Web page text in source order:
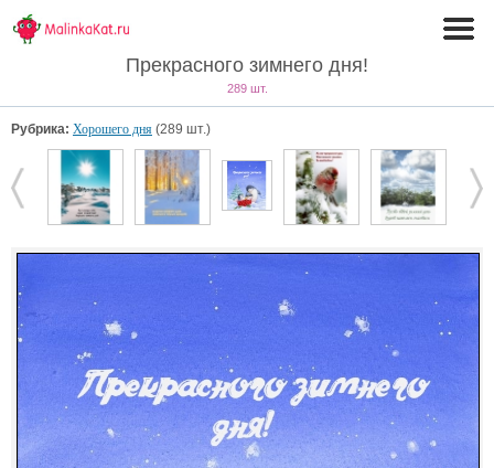
Прекрасного зимнего дня!
289 шт.
Рубрика: Хорошего дня (289 шт.)